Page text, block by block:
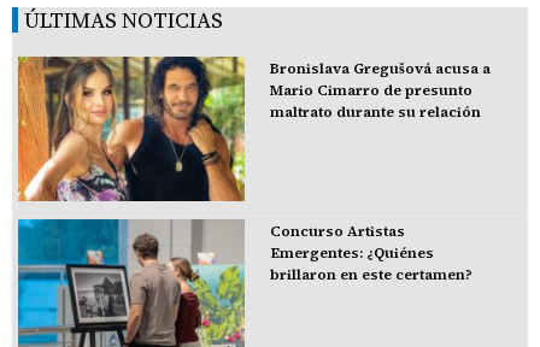
ÚLTIMAS NOTICIAS
Bronislava Gregušová acusa a
Mario Cimarro de presunto
maltrato durante su relación
Concurso Artistas
Emergentes: ¿Quiénes
brillaron en este certamen?